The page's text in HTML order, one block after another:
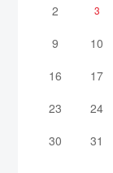
2
3
9
10
16
17
23
24
30
31